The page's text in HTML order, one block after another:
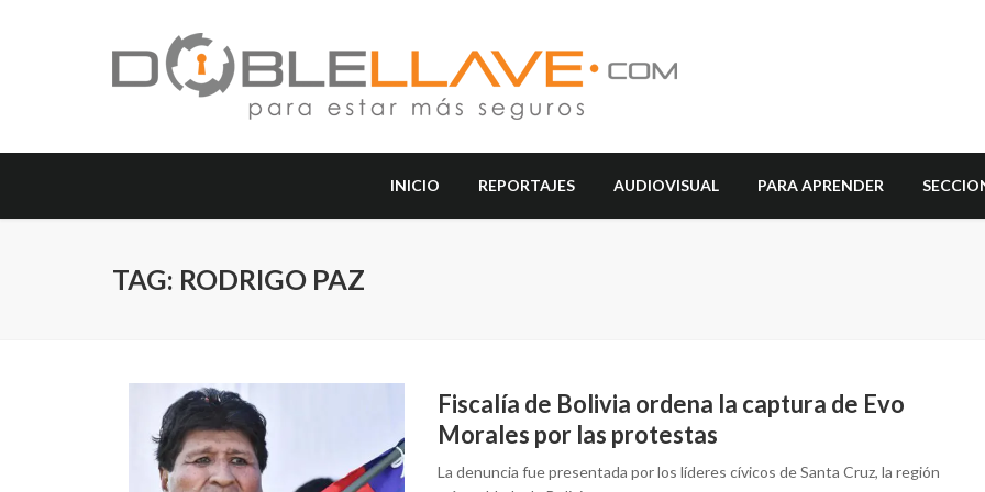
INICIO REPORTAJES AUDIOVISUAL PARA APRENDER
TAG: RODRIGO PAZ
Fiscalía de Bolivia ordena la captura de Evo
Morales por las protestas
La denuncia fue presentada por los líderes cívicos de Santa Cruz, la región